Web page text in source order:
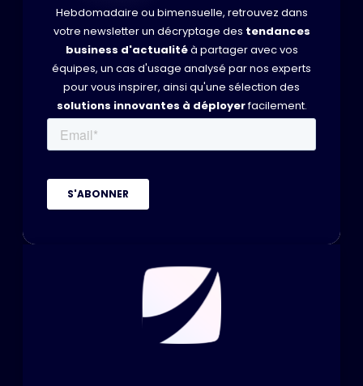
Hebdomadaire ou bimensuelle, retrouvez dans
votre newsletter un décryptage des tendances
business d'actualitéà partager avec vos
équipes, un cas d'usage analysé par nos experts
pour vous inspirer, ainsi qu'une sélection des
solutions innovantes à déployerfacilement.